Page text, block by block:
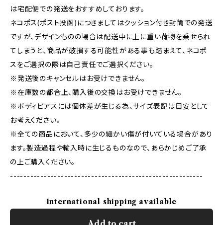
は宅配便での発送をおすすめしております。
ネコポス(ポスト投函)につきましてはクッション付き封筒での発送
ですが、デザインものの場合は配送中に上に重い荷物を乗せられ
てしまうと、商品が破損する可能性がある事も踏まえて、ネコポ
スをご選択の際は自己責任でご選択ください。
※発送後のキャンセルはお受けできません。
※在庫数の都合上、購入後の交換はお受けできません。
※ボディピアスには個体差が生じる為、サイズ表記は目安として
お考えください。
※全ての商品において、多少の細かい傷が付いている場合があり
ます。製造過程や輸入時に生じるものなので、あらかじめご了承
の上ご購入ください。
---------------------------------------------------------
International shipping available